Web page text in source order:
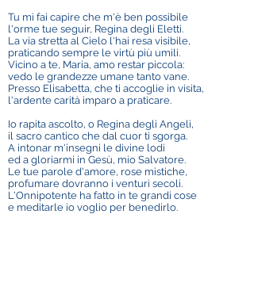
Tu mi fai capire che m'è ben possibile
l'orme tue seguir, Regina degli Eletti.
La via stretta al Cielo l'hai resa visibile,
praticando sempre le virtù più umili.
Vicino a te, Maria, amo restar piccola:
vedo le grandezze umane tanto vane.
Presso Elisabetta, che ti accoglie in visita,
l'ardente carità imparo a praticare.
Io rapita ascolto, o Regina degli Angeli,
il sacro cantico che dal cuor ti sgorga.
A intonar m'insegni le divine lodi
ed a gloriarmi in Gesù, mio Salvatore.
Le tue parole d'amore, rose mistiche,
profumare dovranno i venturi secoli.
L'Onnipotente ha fatto in te grandi cose
e meditarle io voglio per benedirlo.